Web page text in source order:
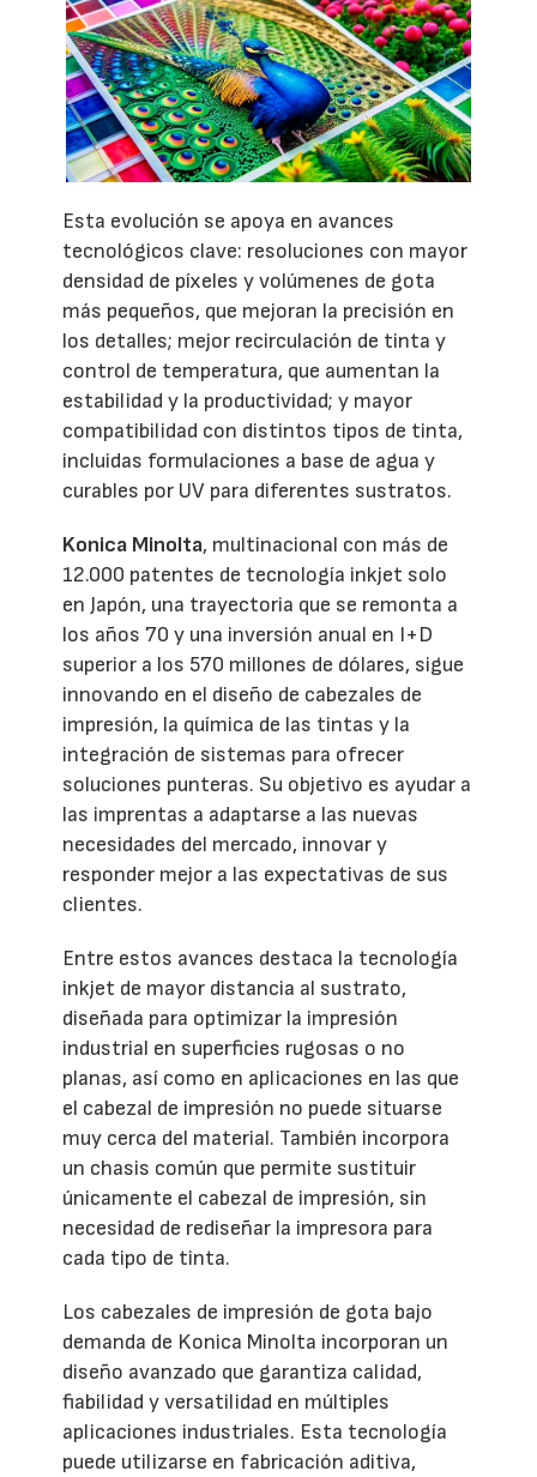
Esta evolución se apoya en avances
tecnológicos clave: resoluciones con mayor
densidad de píxeles y volúmenes de gota
más pequeños, que mejoran la precisión en
los detalles; mejor recirculación de tinta y
control de temperatura, que aumentan la
estabilidad y la productividad; y mayor
compatibilidad con distintos tipos de tinta,
incluidas formulaciones a base de agua y
curables por UV para diferentes sustratos.
Konica Minolta, multinacional con más de
12.000 patentes de tecnología inkjet solo
en Japón, una trayectoria que se remonta a
los años 70 y una inversión anual en I+D
superior a los 570 millones de dólares, sigue
innovando en el diseño de cabezales de
impresión, la química de las tintas y la
integración de sistemas para ofrecer
soluciones punteras. Su objetivo es ayudar a
las imprentas a adaptarse a las nuevas
necesidades del mercado, innovar y
responder mejor a las expectativas de sus
clientes.
Entre estos avances destaca la tecnología
inkjet de mayor distancia al sustrato,
diseñada para optimizar la impresión
industrial en superficies rugosas o no
planas, así como en aplicaciones en las que
el cabezal de impresión no puede situarse
muy cerca del material. También incorpora
un chasis común que permite sustituir
únicamente el cabezal de impresión, sin
necesidad de rediseñar la impresora para
cada tipo de tinta.
Los cabezales de impresión de gota bajo
demanda de Konica Minolta incorporan un
diseño avanzado que garantiza calidad,
fiabilidad y versatilidad en múltiples
aplicaciones industriales. Esta tecnología
puede utilizarse en fabricación aditiva,